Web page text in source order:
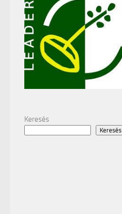
Keresés
Keresés